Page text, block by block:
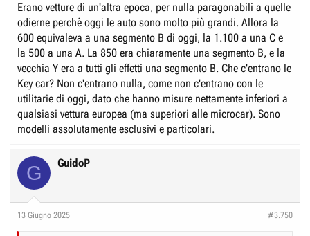
Dopo che questa leadership appannata o meglio offuscata oggi è
neanche troppo nel ricordo di tutti, sicuramente non dei più giovani io
oggi tornerei a quella formula di auto, magari in superhybrid, piuttosto
che tentare ancora di scovare un filone aureo sovvenzionato da pantalone
tanto per per cui non si ha nè il mercato, nè le capacità
Erano vetture di un'altra epoca, per nulla paragonabili a quelle
odierne perchè oggi le auto sono molto più grandi. Allora la
600 equivaleva a una segmento B di oggi, la 1.100 a una C e
la 500 a una A. La 850 era chiaramente una segmento B, e la
vecchia Y era a tutti gli effetti una segmento B. Che c'entrano le
Key car? Non c'entrano nulla, come non c'entrano con le
utilitarie di oggi, dato che hanno misure nettamente inferiori a
qualsiasi vettura europea (ma superiori alle microcar). Sono
modelli assolutamente esclusivi e particolari.
G GuidoP
13 Giugno 2025 #3.750